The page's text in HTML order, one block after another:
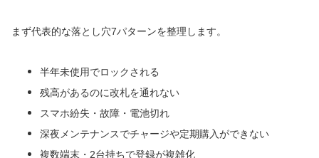
まず代表的な落とし穴7パターンを整理します。
半年未使用でロックされる
残高があるのに改札を通れない
スマホ紛失・故障・電池切れ
深夜メンテナンスでチャージや定期購入ができない
複数端末・2台持ちで登録が複雑化